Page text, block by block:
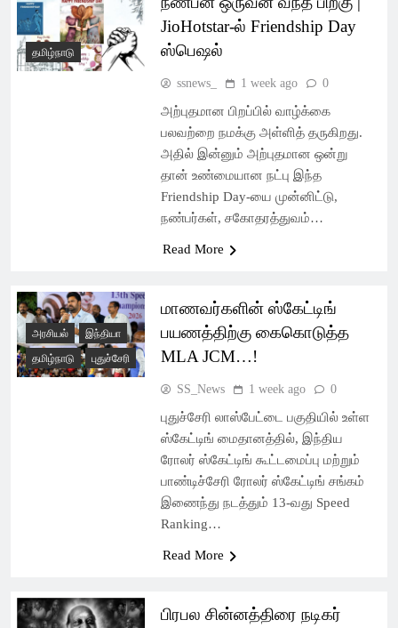
Latest Pondicherry
News, India News,
World News –
SSsnews
தமிழ்நாடு
JioHotstar-ல் Friendship Day
ஸ்பெஷல்
ssnews_ 1 week ago 0
அற்புதமான பிறப்பில் வாழ்க்கை
பலவற்றை நமக்கு அள்ளித் தருகிறது.
அதில் இன்னும் அற்புதமான ஒன்று
தான் உண்மையான நட்பு இந்த
Friendship Day-யை முன்னிட்டு,
நண்பர்கள், சகோதரத்துவம்…
Read More
அரசியல்
இந்தியா
தமிழ்நாடு
புதுச்சேரி
மாணவர்களின் ஸ்கேட்டிங்
பயணத்திற்கு கைகொடுத்த
MLA JCM…!
SS_News 1 week ago 0
புதுச்சேரி லாஸ்பேட்டை பகுதியில் உள்ள
ஸ்கேட்டிங் மைதானத்தில், இந்திய
ரோலர் ஸ்கேட்டிங் கூட்டமைப்பு மற்றும்
பாண்டிச்சேரி ரோலர் ஸ்கேட்டிங் சங்கம்
இணைந்து நடத்தும் 13-வது Speed
Ranking…
Read More
பிரபல சின்னத்திரை நடிகர்